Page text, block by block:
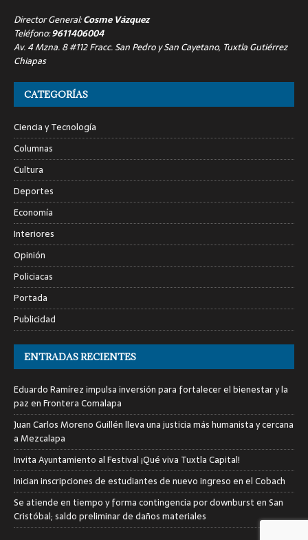
Director General:Cosme Vázquez
Teléfono:9611406004
Av. 4 Mzna. 8 #112 Fracc. San Pedro y San Cayetano, Tuxtla Gutiérrez
Chiapas
CATEGORÍAS
Ciencia y Tecnología
Columnas
Cultura
Deportes
Economía
Interiores
Opinión
Policiacas
Portada
Publicidad
ENTRADAS RECIENTES
Eduardo Ramírez impulsa inversión para fortalecer el bienestar y la
paz en Frontera Comalapa
Juan Carlos Moreno Guillén lleva una justicia más humanista y cercana
a Mezcalapa
Invita Ayuntamiento al Festival ¡Qué viva Tuxtla Capital!
Inician inscripciones de estudiantes de nuevo ingreso en el Cobach
Se atiende en tiempo y forma contingencia por downburst en San
Cristóbal; saldo preliminar de daños materiales